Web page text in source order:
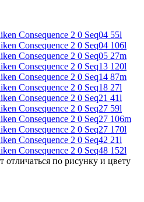
отличаться по рисунку и цвету